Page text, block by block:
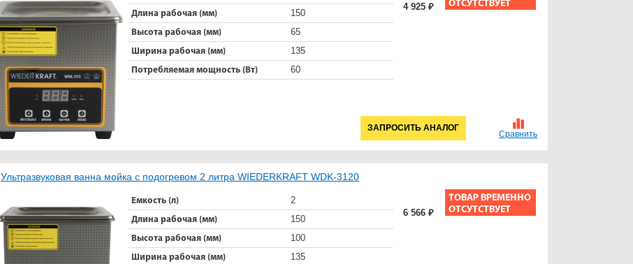
Сравнить
Длина рабочая (мм) 150
Высота рабочая (мм) 65
Ширина рабочая (мм) 135
Потребляемая мощность (Вт) 60
4 925 ₽
ЗАПРОСИТЬ АНАЛОГ
Ультразвуковая ванна мойка с подогревом 2 литра WIEDERKRAFT WDK-3120
Емкость (л) 2
Длина рабочая (мм) 150
Высота рабочая (мм) 100
Ширина рабочая (мм) 135
6 566 ₽